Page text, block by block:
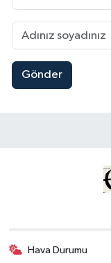
Gönder
Hava Durumu